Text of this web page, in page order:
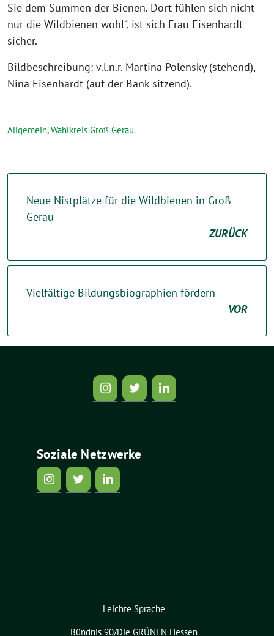
Sie dem Summen der Bienen. Dort fühlen sich nicht
nur die Wildbienen wohl“, ist sich Frau Eisenhardt
sicher.
Bildbeschreibung: v.l.n.r. Martina Polensky (stehend),
Nina Eisenhardt (auf der Bank sitzend).
Allgemein,Wahlkreis Groß Gerau
Neue Nistplätze für die Wildbienen in Groß-
Gerau
ZURÜCK
Vielfältige Bildungsbiographien fördern
VOR
Soziale Netzwerke
Leichte Sprache
Bündnis 90/Die GRÜNEN Hessen